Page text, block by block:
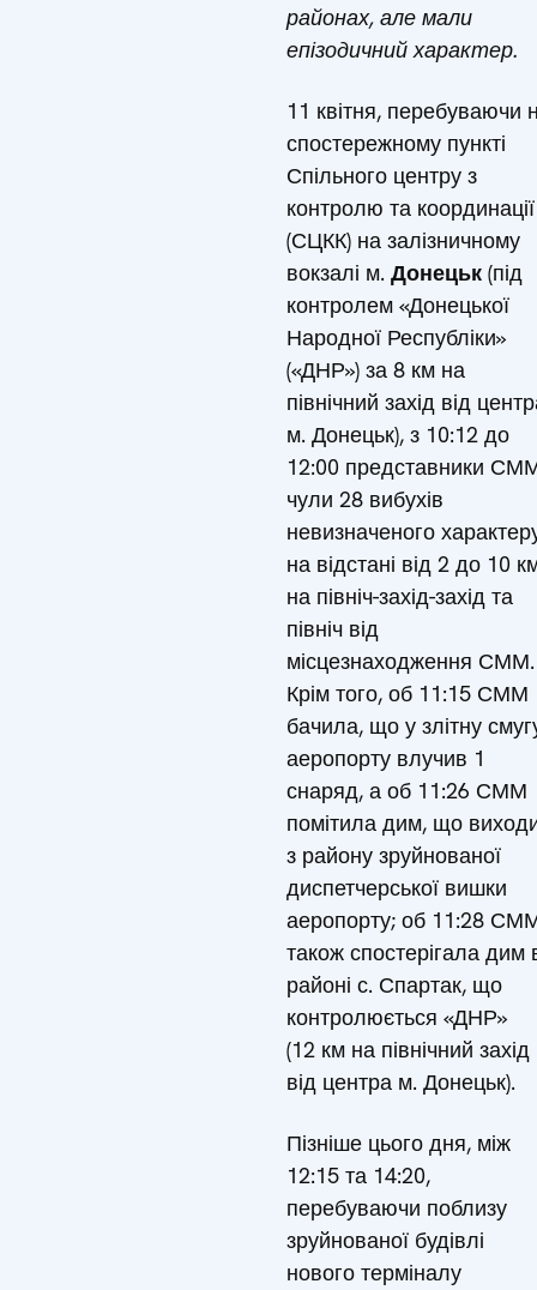
районах, але мали
епізодичний характер.
11 квітня, перебуваючи
спостережному пункті
Спільного центру з
контролю та координації
(СЦКК) на залізничному
вокзалі м. Донецьк (під
контролем «Донецької
Народної Республіки»
(«ДНР») за 8 км на
північний захід від
м. Донецьк), з 10:12 до
12:00 представники
чули 28 вибухів
невизначеного
на відстані від 2 до 10
на північ-захід-захід та
північ від
місцезнаходження СММ.
Крім того, об 11:15 СММ
бачила, що у злітну
аеропорту влучив 1
снаряд, а об 11:26 СММ
помітила дим, що
з району зруйнованої
диспетчерської вишки
аеропорту; об 11:28
також спостерігала дим
районі с. Спартак, що
контролюється «ДНР»
(12 км на північний захід
від центра м. Донецьк).
Пізніше цього дня, між
12:15 та 14:20,
перебуваючи поблизу
зруйнованої будівлі
нового терміналу